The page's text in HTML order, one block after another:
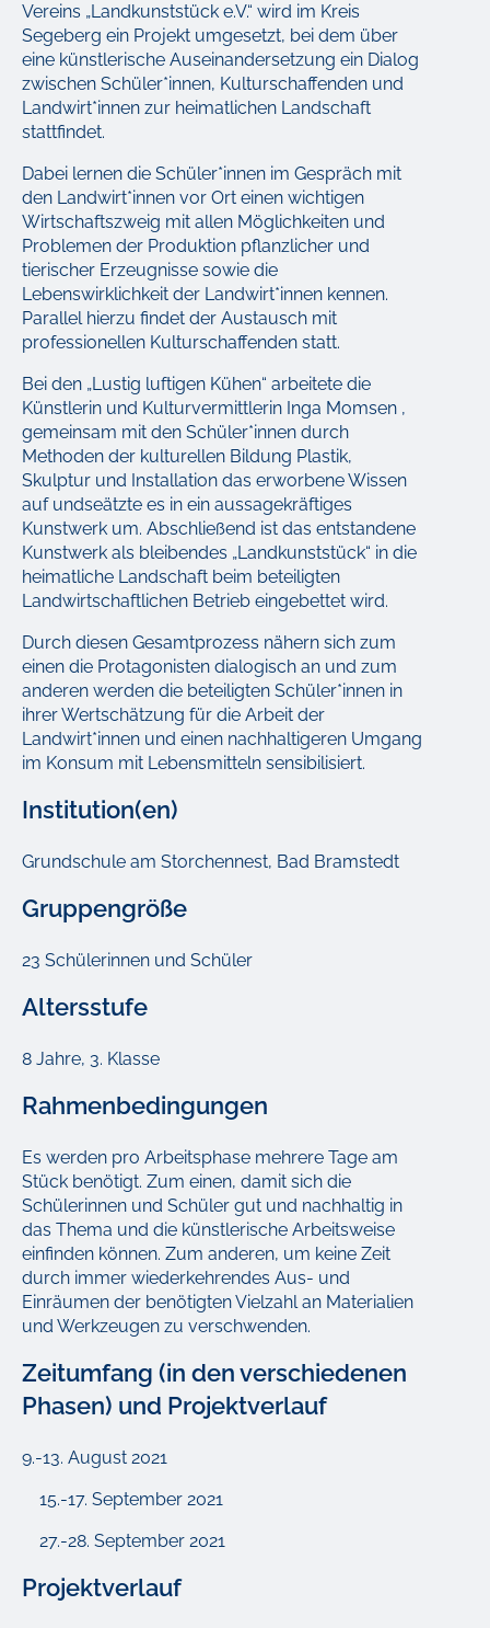
Vereins „Landkunststück e.V.“ wird im Kreis
Segeberg ein Projekt umgesetzt, bei dem über
eine künstlerische Auseinandersetzung ein Dialog
zwischen Schüler*innen, Kulturschaffenden und
Landwirt*innen zur heimatlichen Landschaft
stattfindet.
Dabei lernen die Schüler*innen im Gespräch mit
den Landwirt*innen vor Ort einen wichtigen
Wirtschaftszweig mit allen Möglichkeiten und
Problemen der Produktion pflanzlicher und
tierischer Erzeugnisse sowie die
Lebenswirklichkeit der Landwirt*innen kennen.
Parallel hierzu findet der Austausch mit
professionellen Kulturschaffenden statt.
Bei den „Lustig luftigen Kühen“ arbeitete die
Künstlerin und Kulturvermittlerin Inga Momsen ,
gemeinsam mit den Schüler*innen durch
Methoden der kulturellen Bildung Plastik,
Skulptur und Installation das erworbene Wissen
auf undseätzte es in ein aussagekräftiges
Kunstwerk um. Abschließend ist das entstandene
Kunstwerk als bleibendes „Landkunststück“ in die
heimatliche Landschaft beim beteiligten
Landwirtschaftlichen Betrieb eingebettet wird.
Durch diesen Gesamtprozess nähern sich zum
einen die Protagonisten dialogisch an und zum
anderen werden die beteiligten Schüler*innen in
ihrer Wertschätzung für die Arbeit der
Landwirt*innen und einen nachhaltigeren Umgang
im Konsum mit Lebensmitteln sensibilisiert.
Institution(en)
Grundschule am Storchennest, Bad Bramstedt
Gruppengröße
23 Schülerinnen und Schüler
Altersstufe
8 Jahre, 3. Klasse
Rahmenbedingungen
Es werden pro Arbeitsphase mehrere Tage am
Stück benötigt. Zum einen, damit sich die
Schülerinnen und Schüler gut und nachhaltig in
das Thema und die künstlerische Arbeitsweise
einfinden können. Zum anderen, um keine Zeit
durch immer wiederkehrendes Aus- und
Einräumen der benötigten Vielzahl an Materialien
und Werkzeugen zu verschwenden.
Zeitumfang (in den verschiedenen
Phasen) und Projektverlauf
9.-13. August 2021
15.-17. September 2021
27.-28. September 2021
Projektverlauf